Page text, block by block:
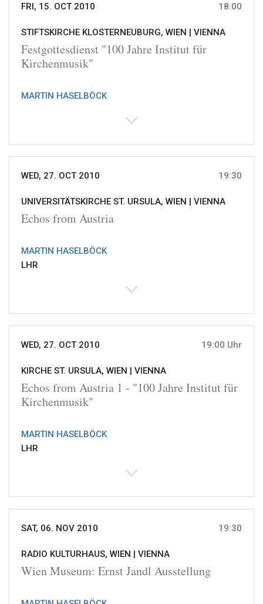
FRI, 15. OCT 2010 18:00
STIFTSKIRCHE KLOSTERNEUBURG, WIEN | VIENNA
Festgottesdienst "100 Jahre Institut für
Kirchenmusik"
MARTIN HASELBÖCK
WED, 27. OCT 2010 19:30
UNIVERSITÄTSKIRCHE ST. URSULA, WIEN | VIENNA
Echos from Austria
MARTIN HASELBÖCK
LHR
WED, 27. OCT 2010 19:00 Uhr
KIRCHE ST. URSULA, WIEN | VIENNA
Echos from Austria 1 - "100 Jahre Institut für
Kirchenmusik"
MARTIN HASELBÖCK
LHR
SAT, 06. NOV 2010 19:30
RADIO KULTURHAUS, WIEN | VIENNA
Wien Museum: Ernst Jandl Ausstellung